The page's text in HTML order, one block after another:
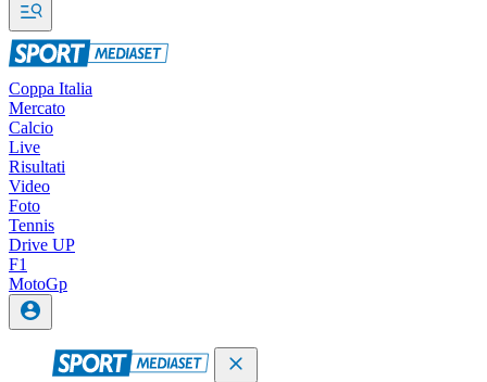
Coppa Italia
Mercato
Calcio
Live
Risultati
Video
Foto
Tennis
Drive UP
F1
MotoGp